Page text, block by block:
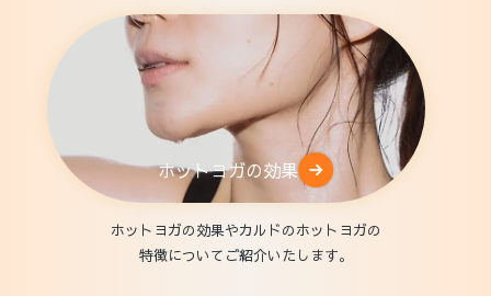
ホットヨガの効果
ホットヨガの効果やカルドのホットヨガの
特徴についてご紹介いたします。